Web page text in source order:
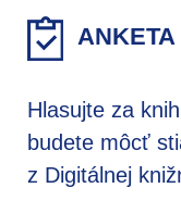
ANKETA
Hlasujte za
budete môcť
z Digitálnej